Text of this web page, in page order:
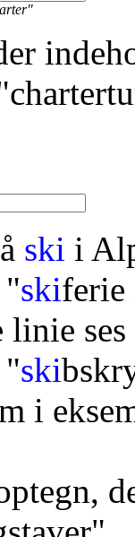
ski i
ski
linie
ski
i